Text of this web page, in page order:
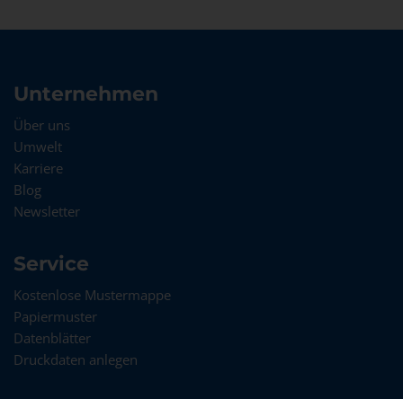
Unternehmen
Über uns
Umwelt
Karriere
Blog
Newsletter
Service
Kostenlose Mustermappe
Papiermuster
Datenblätter
Druckdaten anlegen